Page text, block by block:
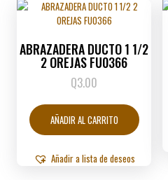
ABRAZADERA DUCTO 1 1/2
2 OREJAS FU0366
Q3.00
AÑADIR AL CARRITO
Añadir a lista de deseos